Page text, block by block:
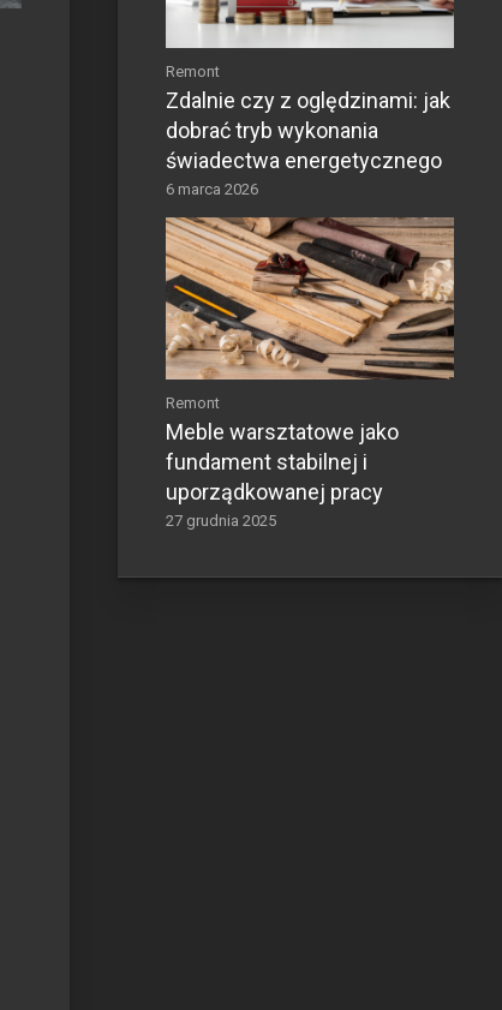
Remont
Zdalnie czy z oględzinami: jak
dobrać tryb wykonania
świadectwa energetycznego
6 marca 2026
Remont
Meble warsztatowe jako
fundament stabilnej i
uporządkowanej pracy
27 grudnia 2025